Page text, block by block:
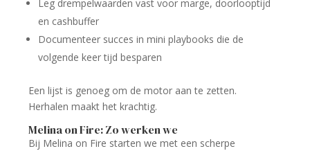
Leg drempelwaarden vast voor marge, doorlooptijd
en cashbuffer
Documenteer succes in mini playbooks die de
volgende keer tijd besparen
Een lijst is genoeg om de motor aan te zetten.
Herhalen maakt het krachtig.
Melina on Fire: Zo werken we
Bij Melina on Fire starten we met een scherpe